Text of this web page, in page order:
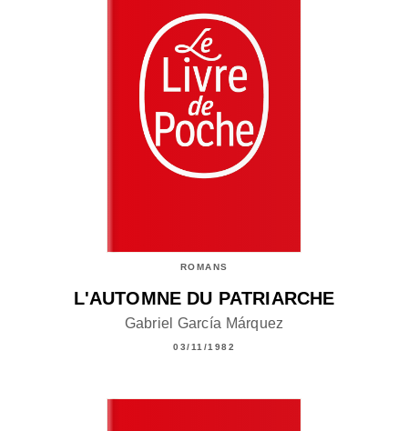
ROMANS
L'AUTOMNE DU PATRIARCHE
Gabriel García Márquez
03/11/1982